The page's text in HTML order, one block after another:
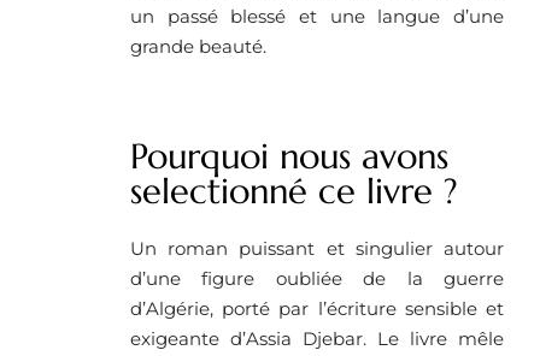
un passé blessé et une langue d’une
grande beauté.
Pourquoi nous avons
selectionné ce livre ? ​
Un roman puissant et singulier autour
d’une figure oubliée de la guerre
d’Algérie, porté par l’écriture sensible et
exigeante d’Assia Djebar. Le livre mêle